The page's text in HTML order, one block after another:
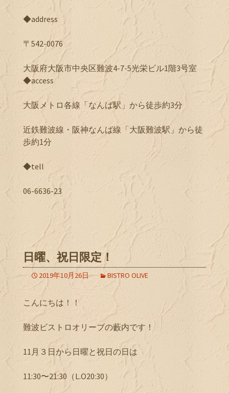
◆address
〒542-0076
大阪府大阪市中央区難波4-7-5光栄ビル1階3号室
◆access
大阪メトロ各線「なんば駅」から徒歩約3分
近鉄難波線・阪神なんば線「大阪難波駅」から徒
歩約1分
◆tell
06-6636-23
日曜、祝日限定！
2019年10月26日 BISTRO OLIVE
こんにちは！！
難波ビストロオリーブの藪内です！
11月３日から日曜と祝日の日は
11:30〜21:30（L.O20:30）